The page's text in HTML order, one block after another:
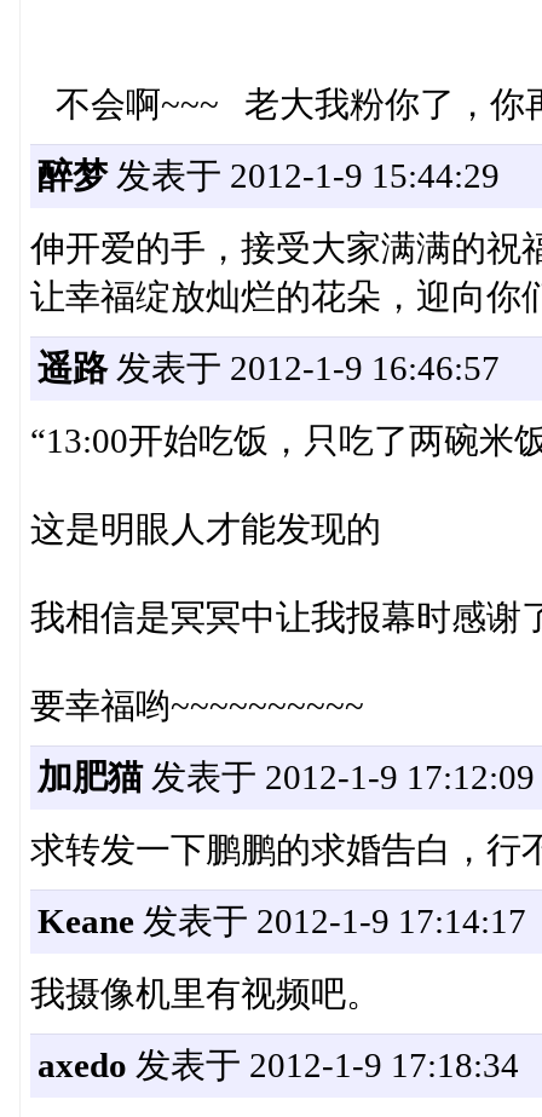
不会啊~~~ 老大我粉你了，你
醉梦发表于 2012-1-9 15:44:29
伸开爱的手，接受大家满满的祝
让幸福绽放灿烂的花朵，迎向你
遥路发表于 2012-1-9 16:46:57
“13:00开始吃饭，只吃了两碗米
这是明眼人才能发现的
我相信是冥冥中让我报幕时感谢
要幸福哟~~~~~~~~~~
加肥猫发表于 2012-1-9 17:12:09
求转发一下鹏鹏的求婚告白，行
Keane发表于 2012-1-9 17:14:17
我摄像机里有视频吧。
axedo 发表于 2012-1-9 17:18:34